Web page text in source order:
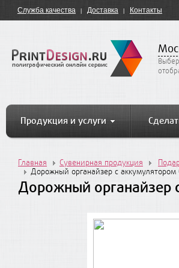
Служба качества Доставка Контакты
Продукция и услуги
Главная Сувенирная продукция
Дорожный органайзер с
Дорожный органайзер